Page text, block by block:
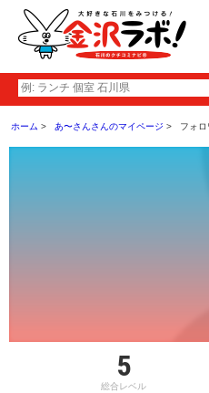
ホーム あ〜さんさんのマイページ フォ
5
総合レベル